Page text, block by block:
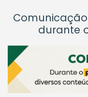
durante